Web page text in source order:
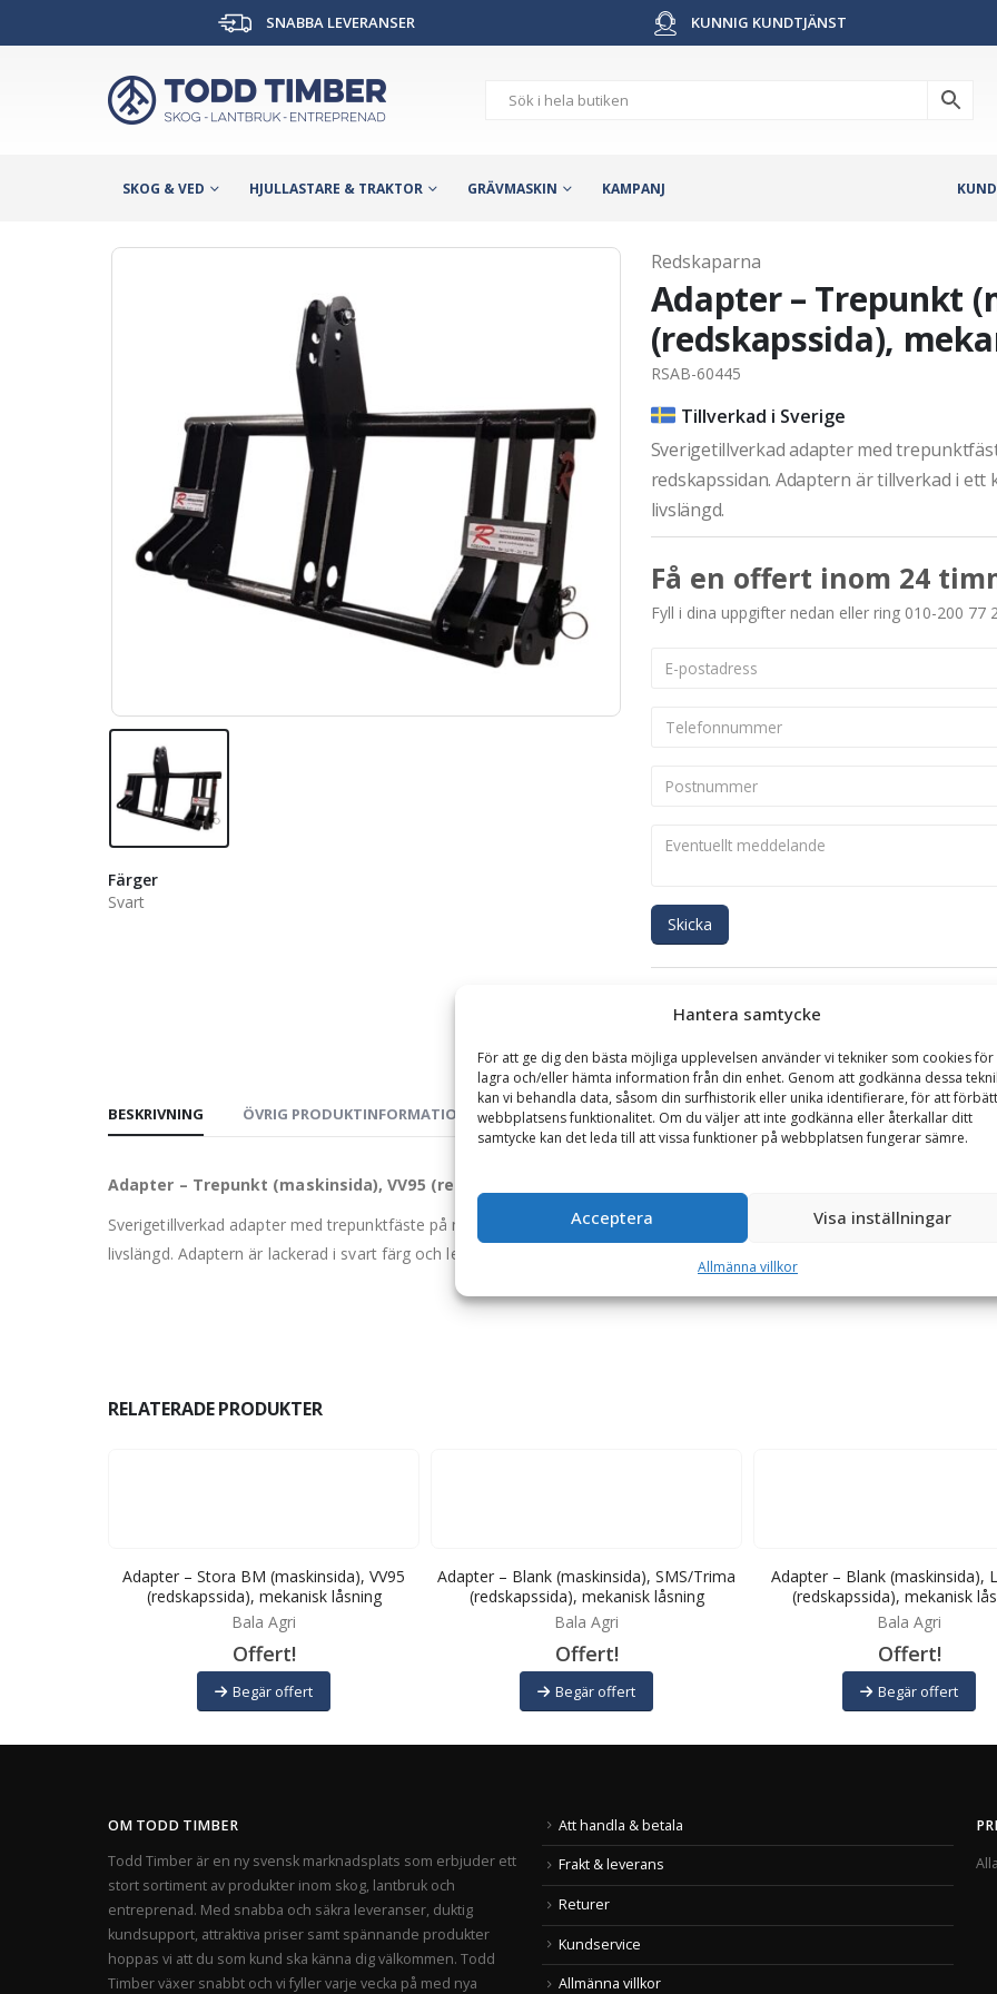
Hantera samtycke
För att ge dig den bästa möjliga upplevelsen använder vi tekniker som cookies
lagra och/eller hämta information från din enhet. Genom att godkänna dessa
kan vi behandla data, såsom din surfhistorik eller unika identifierare, för att
webbplatsens funktionalitet. Om du väljer att inte godkänna eller återkallar ditt
samtycke kan det leda till att vissa funktioner på webbplatsen fungerar sämre.
Acceptera Visa inställningar
Allmänna villkor
SNABBA LEVERANSER KUNNIG KUNDTJÄNST
SKOG & VED HJULLASTARE & TRAKTOR GRÄVMASKIN KAMPANJ
Färger
Svart
Redskaparna
Adapter – Trepunkt
(redskapssida),
RSAB-60445
Tillverkad i Sverige
Sverigetillverkad adapter med
redskapssidan. Adaptern är tillverkad i
livslängd.
Få en offert inom 24
Fyll i dina uppgifter nedan eller ring 010-200 77
Skicka
Hjullastare & Traktor
BESKRIVNING ÖVRIG PRODUKTINFORMATION GARANTI
Adapter – Trepunkt (maskinsida), VV95 (redskapssida), mekanisk låsning
Sverigetillverkad adapter med trepunktfäste på maskinsidan och VV95 (plogfäste) på redskapssidan. Adaptern är
livslängd. Adaptern är lackerad i svart färg och levereras med sprint/tapplås.
RELATERADE PRODUKTER
Adapter – Stora BM (maskinsida), VV95
(redskapssida), mekanisk låsning
Bala Agri
Offert!
Begär offert
Adapter – Blank (maskinsida), SMS/Trima
(redskapssida), mekanisk låsning
Bala Agri
Offert!
Begär offert
Adapter – Blank (maskinsida),
(redskapssida), mekanisk
Bala Agri
Offert!
Begär offert
OM TODD TIMBER
Todd Timber är en ny svensk marknadsplats som erbjuder ett
stort sortiment av produkter inom skog, lantbruk och
entreprenad. Med snabba och säkra leveranser, duktig
kundsupport, attraktiva priser samt spännande produkter
hoppas vi att du som kund ska känna dig välkommen. Todd
Timber växer snabbt och vi fyller varje vecka på med nya
Att handla & betala
Frakt & leverans
Returer
Kundservice
Allmänna villkor